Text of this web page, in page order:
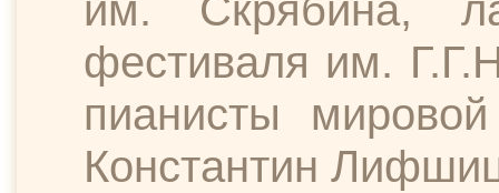
фестиваля им.
пианисты
Константин